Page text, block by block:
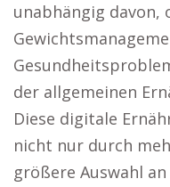
unabhängig davon,
der allgemeinen
Diese digitale
nicht nur durch
größere Auswahl